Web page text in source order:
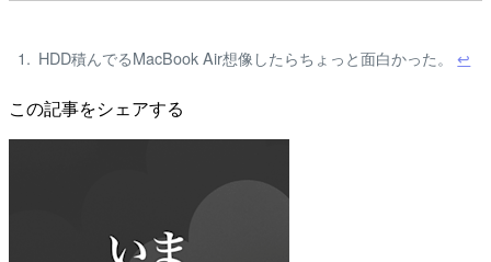
HDD積んでるMacBook Air想像したらちょっと面白かった。↩
この記事をシェアする